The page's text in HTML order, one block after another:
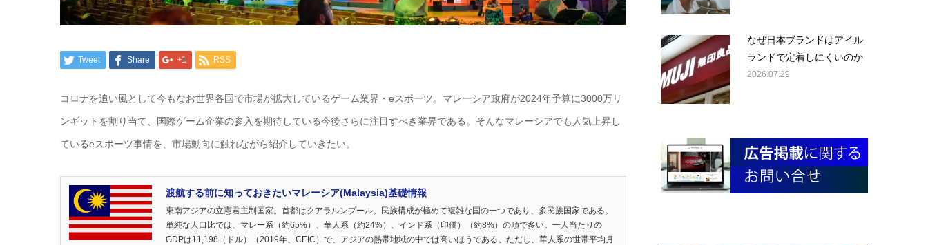
Tweet Share +1 RSS
コロナを追い風として今もなお世界各国で市場が拡大しているゲーム業界・eスポーツ。マレーシア政府が2024年予算に3000万リ
ンギットを割り当て、国際ゲーム企業の参入を期待している今後さらに注目すべき業界である。そんなマレーシアでも人気上昇し
ているeスポーツ事情を、市場動向に触れながら紹介していきたい。
渡航する前に知っておきたいマレーシア(Malaysia)基礎情報
東南アジアの立憲君主制国家。首都はクアラルンプール。民族構成が極めて複雑な国の一つであり、多民族国家である。
単純な人口比では、マレー系（約65%）、華人系（約24%）、インド系（印僑）（約8%）の順で多い。一人当たりの
GDPは11,198（ドル）（2019年、CEIC）で、アジアの熱帯地域の中では高いほうである。ただし、華人系の世帯平均月
なぜ日本ブランドはアイル
ランドで定着しにくいのか
2026.07.29